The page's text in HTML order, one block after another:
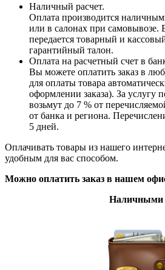
Наличный расчет.
Оплата производится
или в салонах при самовывозе.
передается товарный и
гарантийный талон.
Оплата на расчетный счет в
Вы можете оплатить заказ в
для оплаты товара
оформлении заказа). За услугу
возьмут до 7 % от
от банка и региона.
5 дней.
Оплачивать товары из нашего
удобным для вас способом.
Можно оплатить заказ в нашем
Наличными